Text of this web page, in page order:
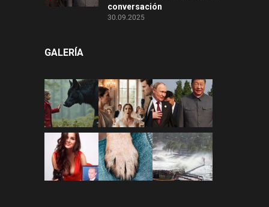
conversación
30.09.2025
GALERÍA